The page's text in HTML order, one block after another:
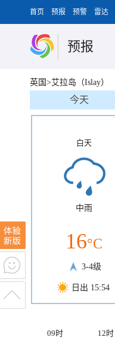
首页 预报 预警 雷达
预报
英国>艾拉岛（Islay）
今天
白天
中雨
16°C
3-4级
日出 15:54
09时 12时